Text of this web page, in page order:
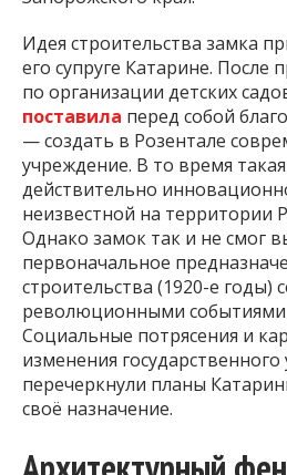
Идея строительства замка
его супруге Катарине. После
по организации детских
поставила перед собой
— создать в Розентале
учреждение. В то время
действительно
неизвестной на территории
Однако замок так и не смог
первоначальное
строительства (1920-е годы)
революционными событиями
Социальные потрясения и
изменения государственного
перечеркнули планы
своё назначение.